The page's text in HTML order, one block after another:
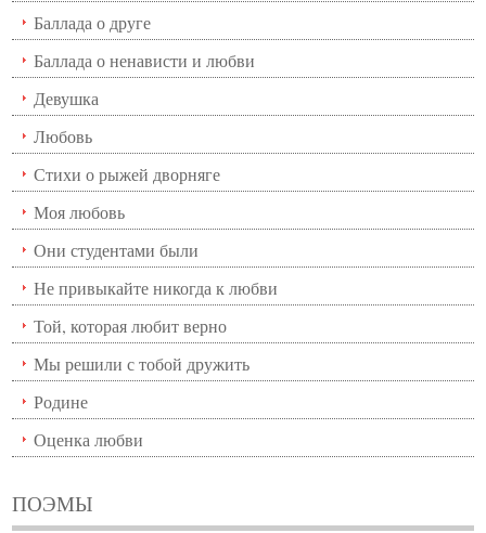
Баллада о друге
Баллада о ненависти и любви
Девушка
Любовь
Стихи о рыжей дворняге
Моя любовь
Они студентами были
Не привыкайте никогда к любви
Той, которая любит верно
Мы решили с тобой дружить
Родине
Оценка любви
ПОЭМЫ